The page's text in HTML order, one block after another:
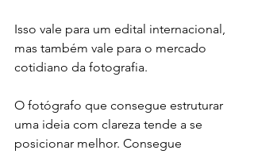
Isso vale para um edital internacional,
mas também vale para o mercado
cotidiano da fotografia.
O fotógrafo que consegue estruturar
uma ideia com clareza tende a se
posicionar melhor. Consegue